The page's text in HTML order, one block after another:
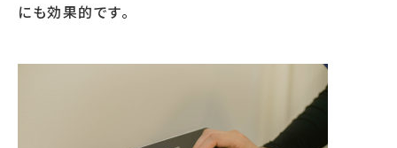
にも効果的です。